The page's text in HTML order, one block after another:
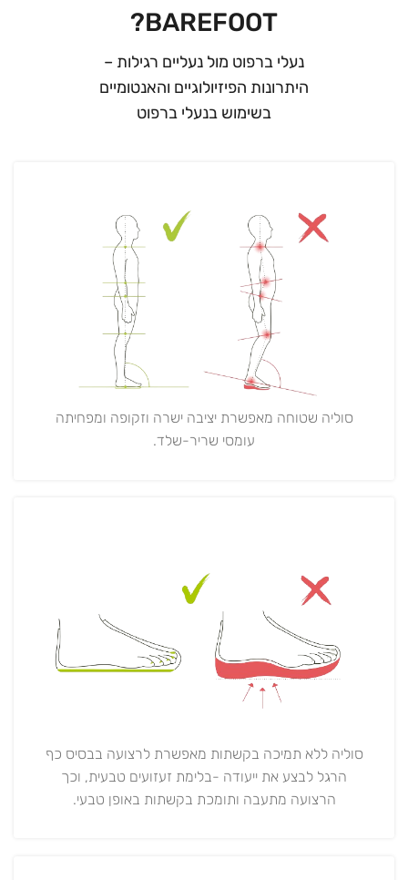
BAREFOOT?
נעלי ברפוט מול נעליים רגילות –
היתרונות הפיזיולוגיים והאנטומיים
בשימוש בנעלי ברפוט
סוליה שטוחה מאפשרת יציבה ישרה וזקופה ומפחיתה
עומסי שריר-שלד.
סוליה ללא תמיכה בקשתות מאפשרת לרצועה בבסיס כף
הרגל לבצע את ייעודה -בלימת זעזועים טבעית, וכך
הרצועה מתעבה ותומכת בקשתות באופן טבעי.